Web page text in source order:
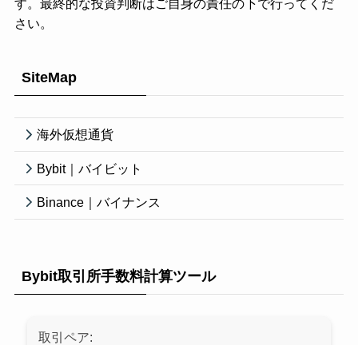
す。最終的な投資判断はご自身の責任の下で行ってくだ
さい。
SiteMap
海外仮想通貨
Bybit｜バイビット
Binance｜バイナンス
Bybit取引所手数料計算ツール
取引ペア: